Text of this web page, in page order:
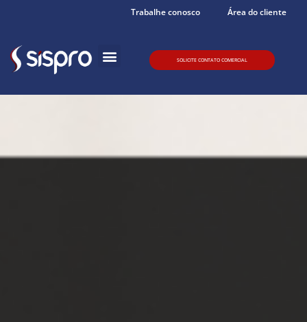
Trabalhe conosco Área do cliente
SOLICITE CONTATO COMERCIAL